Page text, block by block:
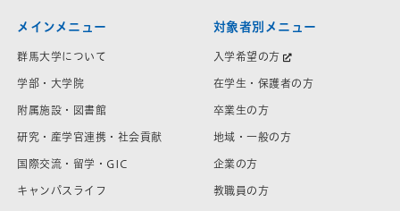
メインメニュー
群馬大学について
学部・大学院
附属施設・図書館
研究・産学官連携・社会貢献
国際交流・留学・GIC
キャンパスライフ
対象者別メニュー
入学希望の方
在学生・保護者の方
卒業生の方
地域・一般の方
企業の方
教職員の方